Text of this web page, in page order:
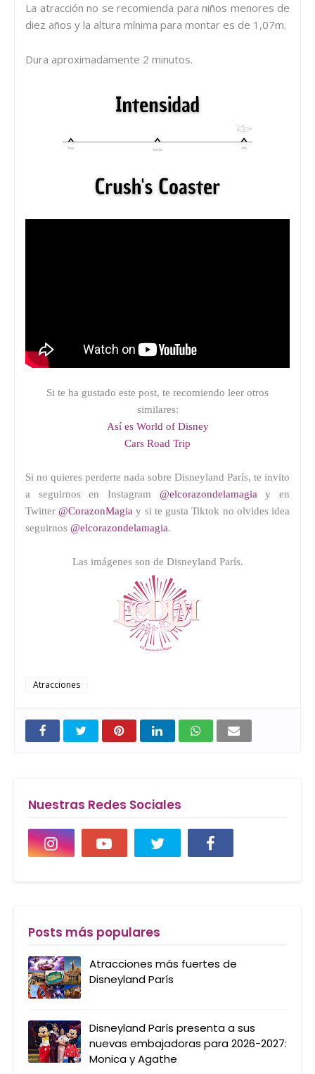
La atracción no se recomienda para niños menores de
diez años y la altura mínima para montar es de 1,07m.
Dura aproximadamente 2 minutos.
Si te ha gustado este post, te recomiendo leer otros
similares:
Así es World of Disney
Cars Road Trip
Si no quieres perderte nada sobre Disneyland París, te invito
a seguirnos en Instagram @elcorazondelamagiay en
Twitter@CorazonMagia y si te gusta Tiktok no olvides idea
seguirnos @elcorazondelamagia.
Las imágenes son de Disneyland París.
Atracciones
Nuestras Redes Sociales
Posts más populares
Atracciones más fuertes de
Disneyland París
Disneyland París presenta a sus
nuevas embajadoras para 2026-2027:
Monica y Agathe